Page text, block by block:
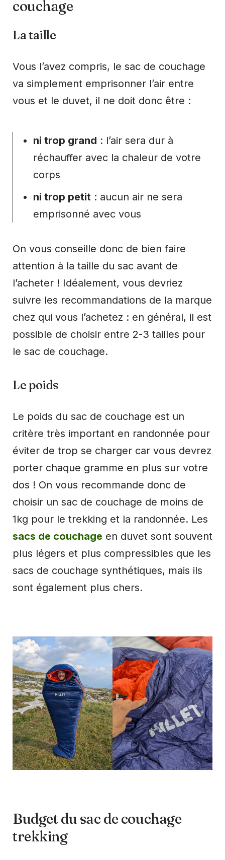
couchage
La taille
Vous l’avez compris, le sac de couchage
va simplement emprisonner l’air entre
vous et le duvet, il ne doit donc être :
ni trop grand : l’air sera dur à
réchauffer avec la chaleur de votre
corps
ni trop petit : aucun air ne sera
emprisonné avec vous
On vous conseille donc de bien faire
attention à la taille du sac avant de
l’acheter ! Idéalement, vous devriez
suivre les recommandations de la marque
chez qui vous l’achetez : en général, il est
possible de choisir entre 2-3 tailles pour
le sac de couchage.
Le poids
Le poids du sac de couchage est un
critère très important en randonnée pour
éviter de trop se charger car vous devrez
porter chaque gramme en plus sur votre
dos ! On vous recommande donc de
choisir un sac de couchage de moins de
1kg pour le trekking et la randonnée. Les
sacs de couchage en duvet sont souvent
plus légers et plus compressibles que les
sacs de couchage synthétiques, mais ils
sont également plus chers.
Budget du sac de couchage
trekking